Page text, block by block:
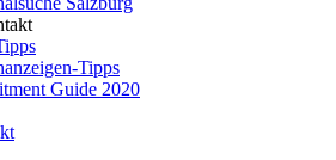
Tipps
Guide 2020